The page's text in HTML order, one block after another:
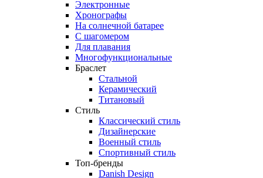
Электронные
Хронографы
На солнечной батарее
С шагомером
Для плавания
Многофункциональные
Браслет
Стальной
Керамический
Титановый
Стиль
Классический стиль
Дизайнерские
Военный стиль
Спортивный стиль
Топ-бренды
Danish Design